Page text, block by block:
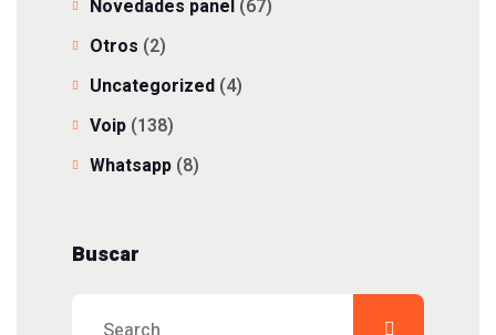
Novedades panel (67)
Otros (2)
Uncategorized (4)
Voip (138)
Whatsapp (8)
Buscar